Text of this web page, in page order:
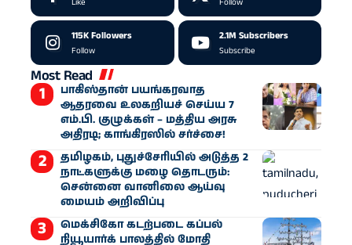
115KFollowers
Follow
2.1M Subscribers
Subscribe
Most Read
பாகிஸ்தான் பயங்கரவாத
ஆதரவை உலகறியச் செய்ய 7
எம்.பி. குழுக்கள் – மத்திய அரசு
அதிரடி; காங்கிரஸில் சர்ச்சை!
தமிழகம், புதுச்சேரியில் அடுத்த 2
நாட்களுக்கு மழை தொடரும்:
சென்னை வானிலை ஆய்வு
மையம் அறிவிப்பு
மெக்சிகோ கடற்படை கப்பல்
நியூயார்க் பாலத்தில் மோதி